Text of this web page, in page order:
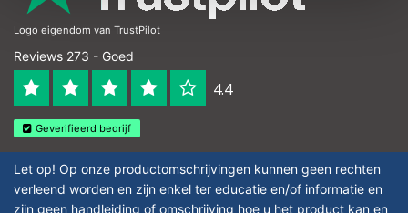
Logo eigendom van TrustPilot
Reviews 273 - Goed
4.4
Geverifieerd bedrijf
Let op! Op onze productomschrijvingen kunnen geen rechten
verleend worden en zijn enkel ter educatie en/of informatie en
zijn geen handleiding of omschrijving hoe u het product kan en